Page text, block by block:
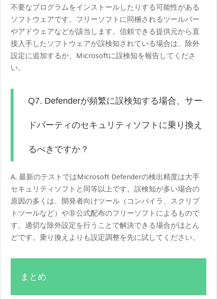
不要なプログラムをインストールしたりする可能性がある
ソフトウェアです。フリーソフトに同梱されるツールバー
やアドウェアなどが該当します。信頼できる提供元から直
接入手したソフトウェアが誤検知されている場合は、除外
設定に追加するか、Microsoftに誤検知を報告してくださ
い。
Q7. Defenderが頻繁に誤検知する場合、サー
ドパーティのセキュリティソフトに乗り換え
るべきですか？
A. 最新のテストではMicrosoft Defenderの検出精度は大手
セキュリティソフトと同等以上です。誤検知が多い場合の
原因の多くは、開発者向けツール（コンパイラ、スクリプ
トツールなど）や非公式配布のフリーソフトによるもので
す。適切な除外設定を行うことで解決できる場合がほとん
どです。乗り換えよりも設定調整を先に試してください。
まとめ